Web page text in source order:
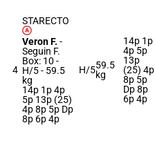
4
STARECTO
Veron F. -
Seguin F.
Box: 10 -
H/5 - 59.5
kg
14p 1p 4p
5p 13p (25)
4p 8p 5p Dp
8p 6p 4p
H/559.5
kg
14p 1p
4p 5p
13p
(25) 4p
8p 5p
Dp 8p
6p 4p